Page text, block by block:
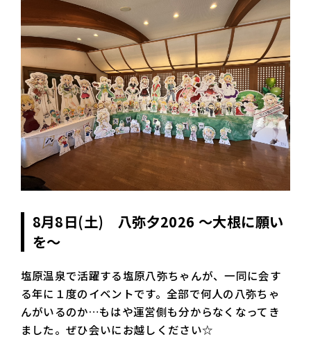
8月8日(土) 八弥夕2026 ～大根に願い
を～
塩原温泉で活躍する塩原八弥ちゃんが、一同に会す
る年に１度のイベントです。全部で何人の八弥ちゃ
んがいるのか…もはや運営側も分からなくなってき
ました。ぜひ会いにお越しください☆